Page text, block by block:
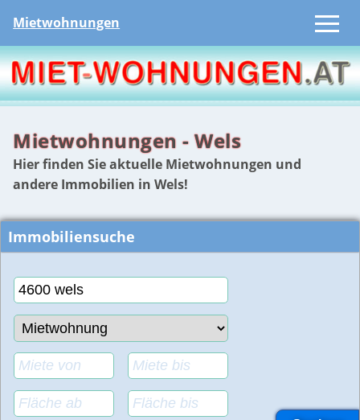
Mietwohnungen
Mietwohnungen - Wels
Hier finden Sie aktuelle Mietwohnungen und
andere Immobilien in Wels!
Immobiliensuche